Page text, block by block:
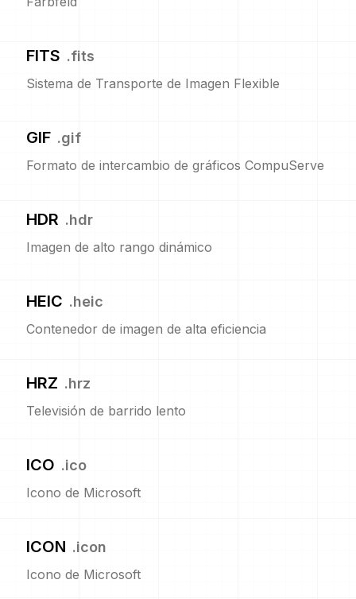
FITS .fits
Sistema de Transporte de Imagen Flexible
GIF .gif
Formato de intercambio de gráficos CompuServe
HDR .hdr
Imagen de alto rango dinámico
HEIC .heic
Contenedor de imagen de alta eficiencia
HRZ .hrz
Televisión de barrido lento
ICO .ico
Icono de Microsoft
ICON .icon
Icono de Microsoft